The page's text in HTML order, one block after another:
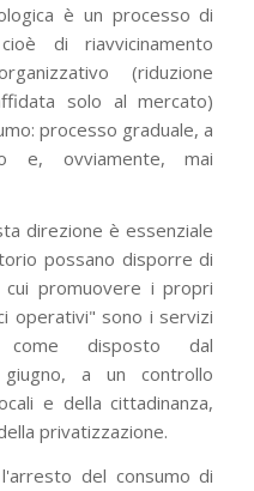
è un processo di
di riavvicinamento
(riduzione
solo al mercato)
processo graduale, a
e, ovviamente, mai
direzione è essenziale
possano disporre di
promuovere i propri
operativi" sono i servizi
come disposto dal
a un controllo
e della cittadinanza,
privatizzazione.
del consumo di